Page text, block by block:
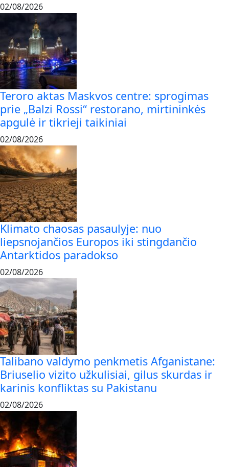
02/08/2026
Teroro aktas Maskvos centre: sprogimas
prie „Balzi Rossi“ restorano, mirtininkės
apgulė ir tikrieji taikiniai
02/08/2026
Klimato chaosas pasaulyje: nuo
liepsnojančios Europos iki stingdančio
Antarktidos paradokso
02/08/2026
Talibano valdymo penkmetis Afganistane:
Briuselio vizito užkulisiai, gilus skurdas ir
karinis konfliktas su Pakistanu
02/08/2026